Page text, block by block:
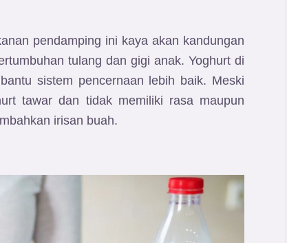
pendamping ini kaya akan kandungan
tulang dan gigi anak. Yoghurt di
sistem pencernaan lebih baik. Meski
tawar dan tidak memiliki rasa maupun
irisan buah.